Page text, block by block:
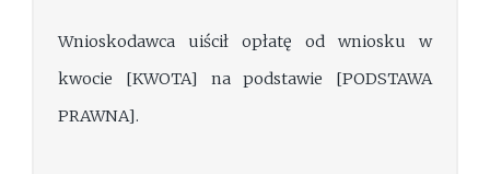
Wnioskodawca uiścił opłatę od wniosku w
kwocie [KWOTA] na podstawie [PODSTAWA
PRAWNA].